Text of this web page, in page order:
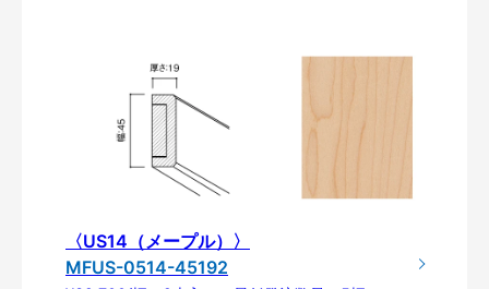
〈US14（メープル）〉
MFUS-0514-45192